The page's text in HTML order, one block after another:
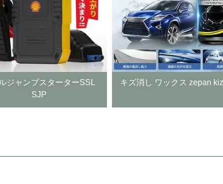
キズ消し ワックス zepan kiziwax ウルトラ ファイン バ